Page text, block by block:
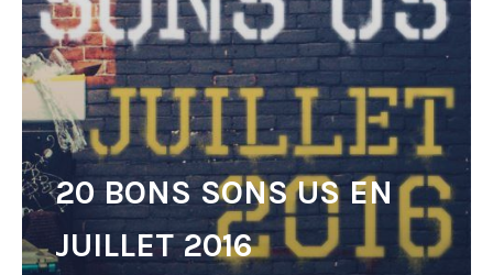
20 BONS SONS US EN
JUILLET 2016